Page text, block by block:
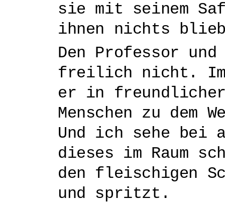
sie mit seinem
ihnen nichts
Den Professor
freilich nicht. Im
er in freundlicher
Menschen zu dem
Und ich sehe bei
dieses im Raum
den fleischigen
und spritzt.